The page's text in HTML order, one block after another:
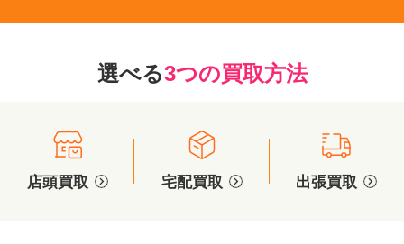
選べる3つの買取方法
店頭買取 宅配買取 出張買取